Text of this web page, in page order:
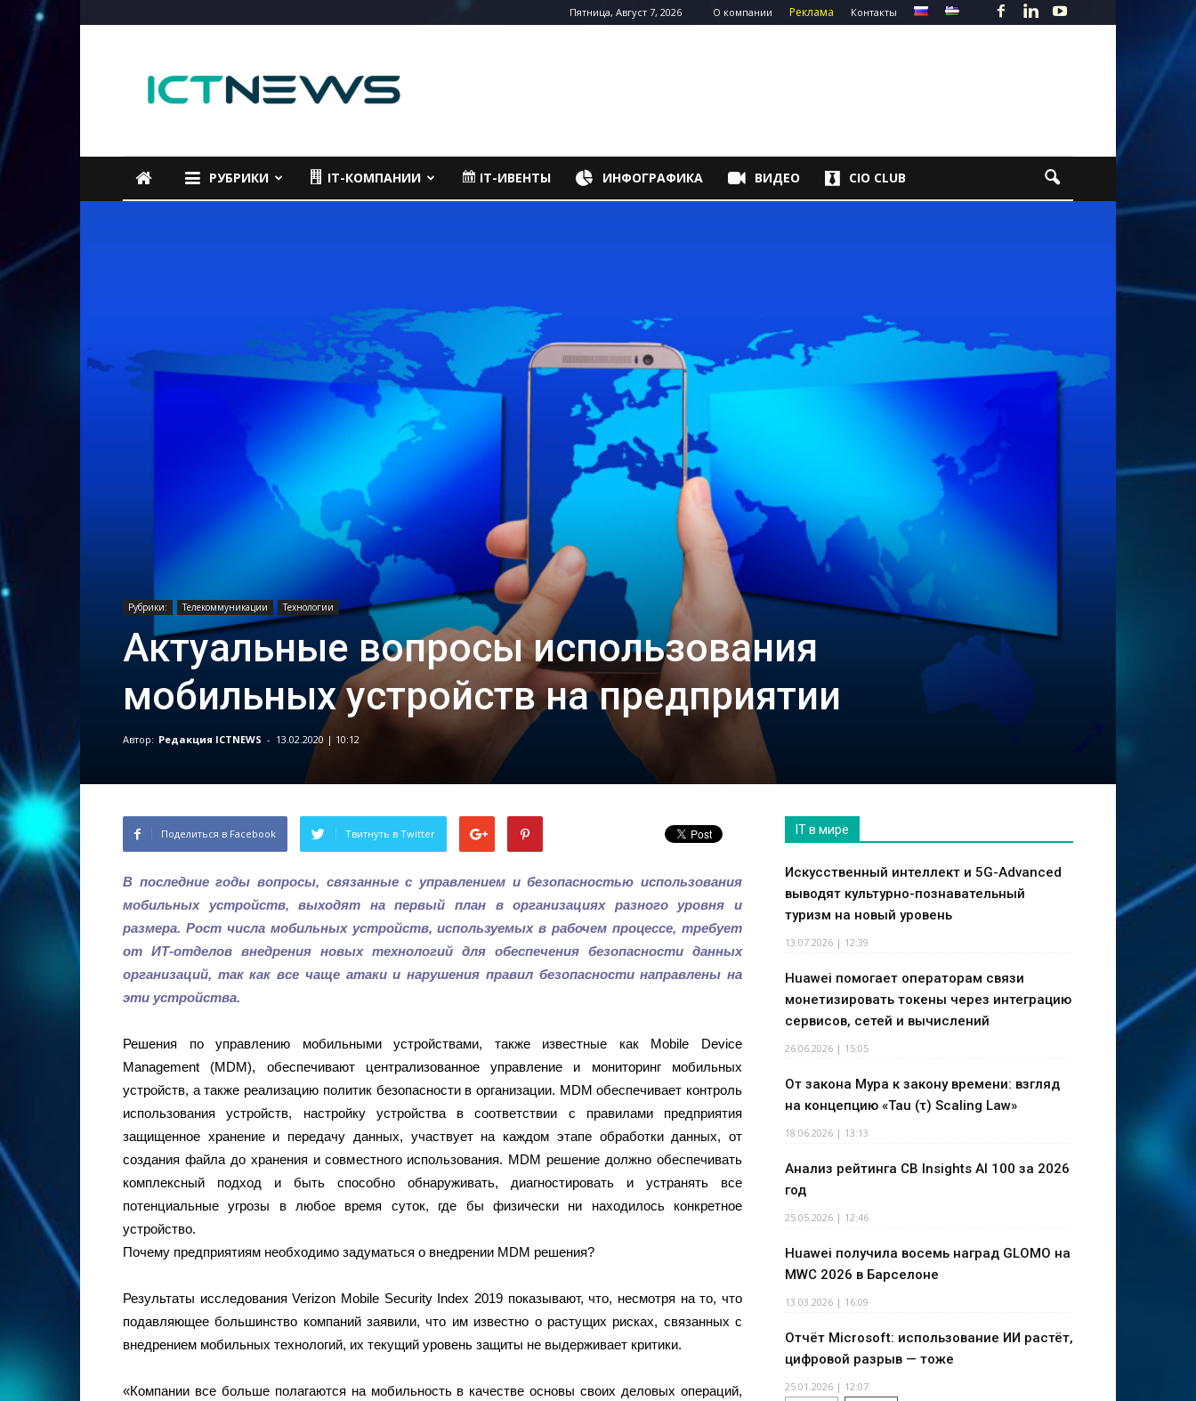
Пятница, Август 7, 2026 О компании Реклама Контакты
РУБРИКИ IT-КОМПАНИИ IT-ИВЕНТЫ ИНФОГРАФИКА ВИДЕО CIO CLUB
Рубрики: Телекоммуникации Технологии
Актуальные вопросы использования
мобильных устройств на предприятии
Автор: Редакция ICTNEWS - 13.02.2020 | 10:12
Поделиться в Facebook Твитнуть в Twitter
В последние годы вопросы, связанные с управлением и безопасностью использования
мобильных устройств, выходят на первый план в организациях разного уровня и
размера. Рост числа мобильных устройств, используемых в рабочем процессе, требует
от ИТ-отделов внедрения новых технологий для обеспечения безопасности данных
организаций, так как все чаще атаки и нарушения правил безопасности направлены на
эти устройства.
Решения по управлению мобильными устройствами, также известные как Mobile Device
Management (MDM), обеспечивают централизованное управление и мониторинг мобильных
устройств, а также реализацию политик безопасности в организации. MDM обеспечивает контроль
использования устройств, настройку устройства в соответствии с правилами предприятия
защищенное хранение и передачу данных, участвует на каждом этапе обработки данных, от
создания файла до хранения и совместного использования. MDM решение должно обеспечивать
комплексный подход и быть способно обнаруживать, диагностировать и устранять все
потенциальные угрозы в любое время суток, где бы физически ни находилось конкретное
устройство.
Почему предприятиям необходимо задуматься о внедрении MDM решения?
Результаты исследования Verizon Mobile Security Index 2019 показывают, что, несмотря на то, что
подавляющее большинство компаний заявили, что им известно о растущих рисках, связанных с
внедрением мобильных технологий, их текущий уровень защиты не выдерживает критики.
«Компании все больше полагаются на мобильность в качестве основы своих деловых операций,
IT в мире
Искусственный интеллект и 5G-Advanced
выводят культурно-познавательный
туризм на новый уровень
13.07.2026 | 12:39
Huawei помогает операторам связи
монетизировать токены через интеграцию
сервисов, сетей и вычислений
26.06.2026 | 15:05
От закона Мура к закону времени: взгляд
на концепцию «Tau (τ) Scaling Law»
18.06.2026 | 13:13
Анализ рейтинга CB Insights AI 100 за 2026
год
25.05.2026 | 12:46
Huawei получила восемь наград GLOMO на
MWC 2026 в Барселоне
13.03.2026 | 16:09
Отчёт Microsoft: использование ИИ растёт,
цифровой разрыв — тоже
25.01.2026 | 12:07